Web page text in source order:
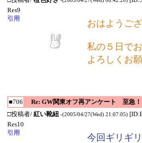
Res9
引用
おはようご
私の５日で
よろしくお
■706 Re: GW関東オフ再アンケート 至急！
□投稿者/ 紅い靴紐 -(2005/04/27(Wed) 21:07:05)
Res10
引用
今回ギリギ